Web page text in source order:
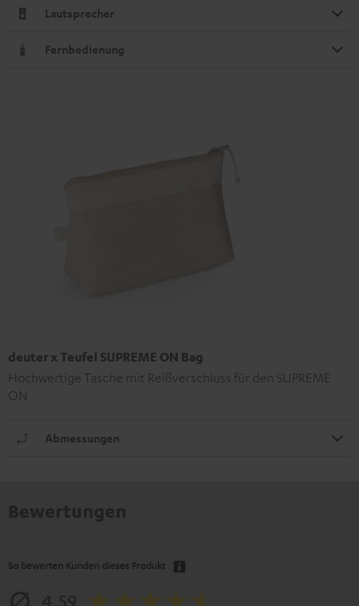
Lautsprecher
Fernbedienung
deuter x Teufel SUPREME ON Bag
Hochwertige Tasche mit Reißverschluss für den SUPREME
ON
Abmessungen
So bewerten Kunden dieses Produkt